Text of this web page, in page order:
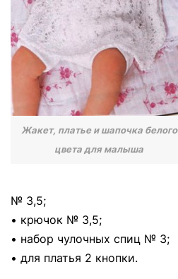
Жакет, платье и шапочка белого
цвета для малыша
№ 3,5;
• крючок № 3,5;
• набор чулочных спиц № 3;
• для платья 2 кнопки.